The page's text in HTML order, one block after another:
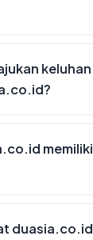
keluhan
memiliki
duasia.co.id